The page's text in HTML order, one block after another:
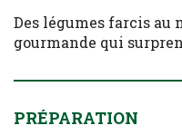
Des légumes farcis au
gourmande qui
PRÉPARATION